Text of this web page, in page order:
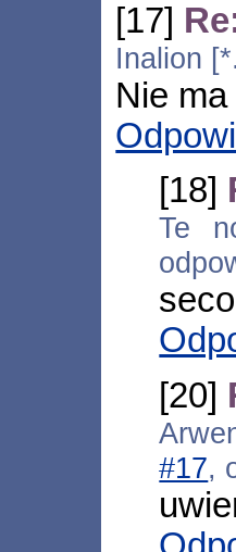
[17]
Inalion
Nie
[18]
Te
[20]
#17,